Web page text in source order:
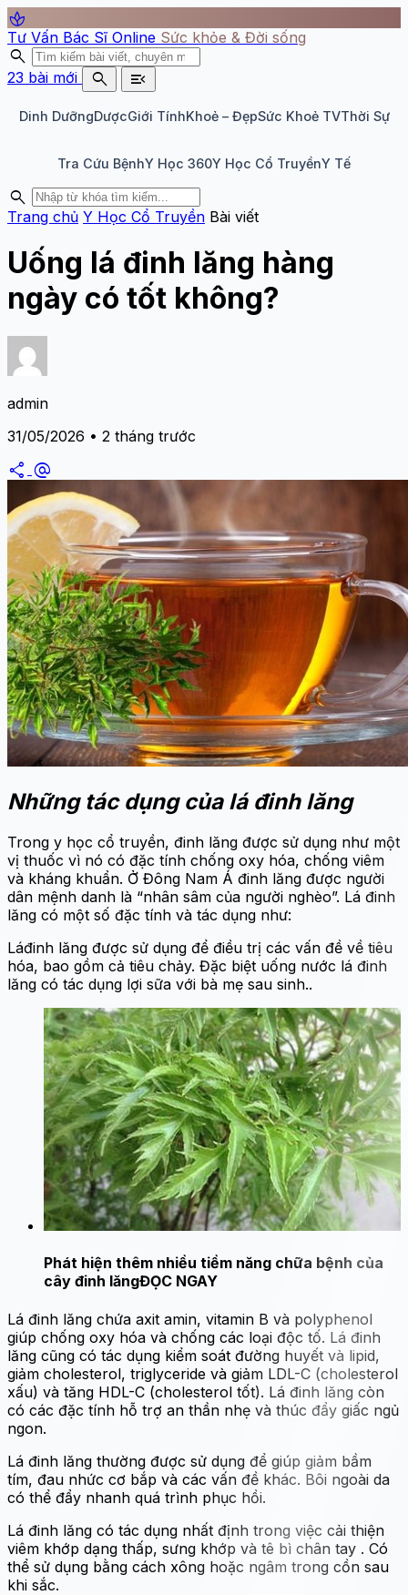
spa
Tư Vấn Bác Sĩ Online Sức khỏe & Đời sống
search
23 bài mới search menu_open
Dinh DưỡngDượcGiới TínhKhoẻ – ĐẹpSức Khoẻ TVThời Sự
Tra Cứu BệnhY Học 360Y Học Cổ TruyềnY Tế
search
Trang chủ Y Học Cổ Truyền Bài viết
Uống lá đinh lăng hàng
ngày có tốt không?
admin
31/05/2026 • 2 tháng trước
share alternate_email
Những tác dụng của lá đinh lăng
Trong y học cổ truyền, đinh lăng được sử dụng như một
vị thuốc vì nó có đặc tính chống oxy hóa, chống viêm
và kháng khuẩn. Ở Đông Nam Á đinh lăng được người
dân mệnh danh là “nhân sâm của người nghèo”. Lá đinh
lăng có một số đặc tính và tác dụng như:
Láđinh lăng được sử dụng để điều trị các vấn đề về tiêu
hóa, bao gồm cả tiêu chảy. Đặc biệt uống nước lá đinh
lăng có tác dụng lợi sữa với bà mẹ sau sinh..
Phát hiện thêm nhiều tiềm năng chữa bệnh của
cây đinh lăngĐỌC NGAY
Lá đinh lăng chứa axit amin, vitamin B và polyphenol
giúp chống oxy hóa và chống các loại độc tố. Lá đinh
lăng cũng có tác dụng kiểm soát đường huyết và lipid,
giảm cholesterol, triglyceride và giảm LDL-C (cholesterol
xấu) và tăng HDL-C (cholesterol tốt). Lá đinh lăng còn
có các đặc tính hỗ trợ an thần nhẹ và thúc đẩy giấc ngủ
ngon.
Lá đinh lăng thường được sử dụng để giúp giảm bầm
tím, đau nhức cơ bắp và các vấn đề khác. Bôi ngoài da
có thể đẩy nhanh quá trình phục hồi.
Lá đinh lăng có tác dụng nhất định trong việc cải thiện
viêm khớp dạng thấp, sưng khớp và tê bì chân tay . Có
thể sử dụng bằng cách xông hoặc ngâm trong cồn sau
khi sắc.